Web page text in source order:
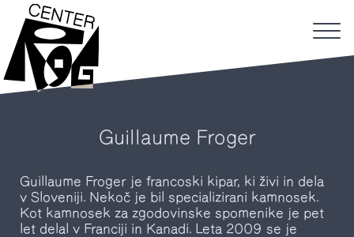
Guillaume Froger
Guillaume Froger je francoski kipar, ki živi in dela
v Sloveniji. Nekoč je bil specializirani kamnosek.
Kot kamnosek za zgodovinske spomenike je pet
let delal v Franciji in Kanadi. Leta 2009 se je